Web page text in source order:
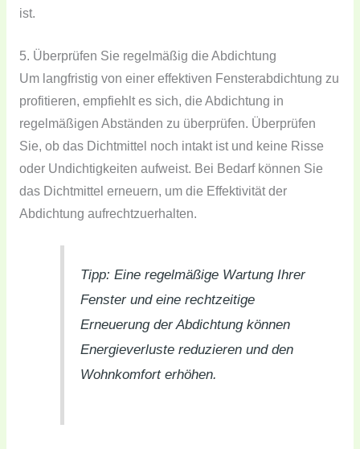
ist.
5. Überprüfen Sie regelmäßig die Abdichtung
Um langfristig von einer effektiven Fensterabdichtung zu
profitieren, empfiehlt es sich, die Abdichtung in
regelmäßigen Abständen zu überprüfen. Überprüfen
Sie, ob das Dichtmittel noch intakt ist und keine Risse
oder Undichtigkeiten aufweist. Bei Bedarf können Sie
das Dichtmittel erneuern, um die Effektivität der
Abdichtung aufrechtzuerhalten.
Tipp: Eine regelmäßige Wartung Ihrer
Fenster und eine rechtzeitige
Erneuerung der Abdichtung können
Energieverluste reduzieren und den
Wohnkomfort erhöhen.